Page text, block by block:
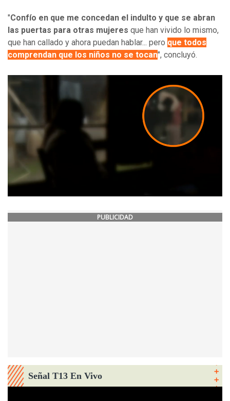
"Confío en que me concedan el indulto y que se abran
las puertas para otras mujeres que han vivido lo mismo,
que han callado y ahora puedan hablar... pero que todos
comprendan que los niños no se tocan", concluyó.
PUBLICIDAD
Señal T13 En Vivo